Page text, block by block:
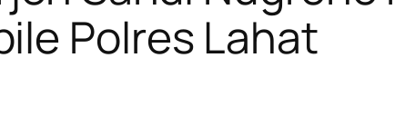
Polres Lahat